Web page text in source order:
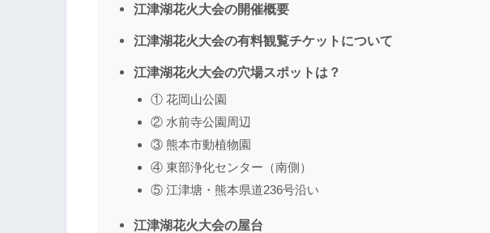
江津湖花火大会の開催概要
江津湖花火大会の有料観覧チケットについて
江津湖花火大会の穴場スポットは？
① 花岡山公園
② 水前寺公園周辺
③ 熊本市動植物園
④ 東部浄化センター（南側）
⑤ 江津塘・熊本県道236号沿い
江津湖花火大会の屋台